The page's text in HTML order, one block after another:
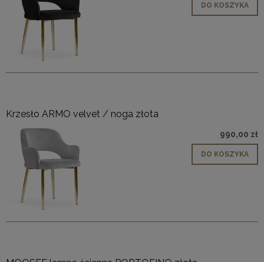
DO KOSZYKA
Krzesło ARMO velvet / noga złota
990,00 zł
DO KOSZYKA